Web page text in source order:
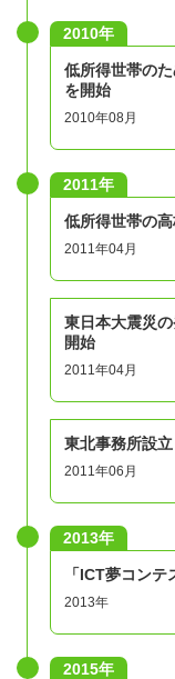
2010年
低所得世帯の
を開始
2010年08月
2011年
低所得世帯の
2011年04月
東日本大震災
開始
2011年04月
東北事務所設立
2011年06月
2013年
「ICT夢コン
2013年
2015年